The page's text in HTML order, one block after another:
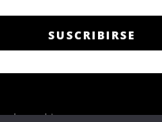
SUSCRIBIRSE
de cookies